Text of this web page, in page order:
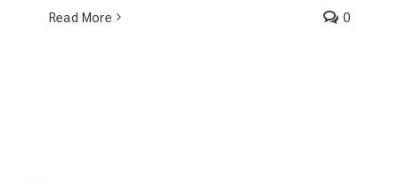
Read More 0